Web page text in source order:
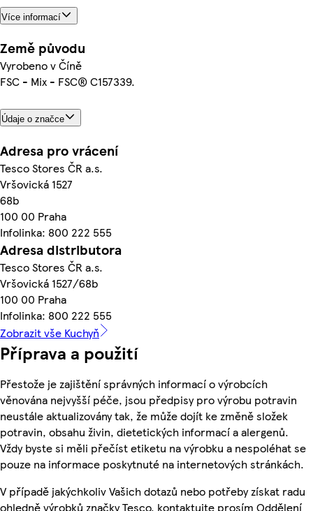
Více informací
Země původu
Vyrobeno v Číně
FSC - Mix - FSC® C157339.
Údaje o značce
Adresa pro vrácení
Tesco Stores ČR a.s.
Vršovická 1527
68b
100 00 Praha
Infolinka: 800 222 555
Adresa distributora
Tesco Stores ČR a.s.
Vršovická 1527/68b
100 00 Praha
Infolinka: 800 222 555
Zobrazit vše Kuchyň
Příprava a použití
Přestože je zajištění správných informací o výrobcích
věnována nejvyšší péče, jsou předpisy pro výrobu potravin
neustále aktualizovány tak, že může dojít ke změně složek
potravin, obsahu živin, dietetických informací a alergenů.
Vždy byste si měli přečíst etiketu na výrobku a nespoléhat se
pouze na informace poskytnuté na internetových stránkách.
V případě jakýchkoliv Vašich dotazů nebo potřeby získat radu
ohledně výrobků značky Tesco, kontaktujte prosím Oddělení